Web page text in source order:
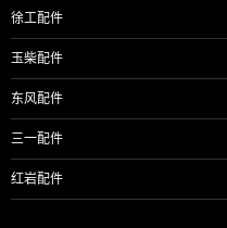
徐工配件
玉柴配件
东风配件
三一配件
红岩配件